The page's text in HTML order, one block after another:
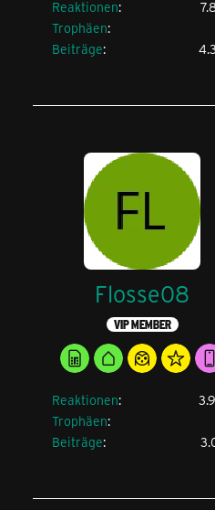
Reaktionen
Trophäen
Beiträge
Flosse08
VIP MEMBER
Reaktionen
Trophäen
Beiträge